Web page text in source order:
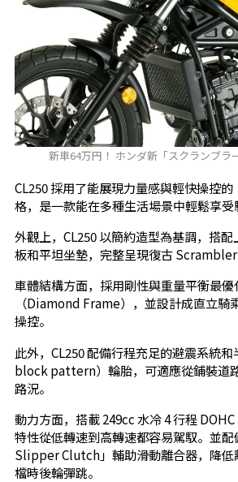
新車64万円！ ホンダ新「スクランブラ
CL250 採用了能展現力量感與輕快操控
格，是一款能在多種生活場景中輕鬆享受
外觀上，CL250 以簡約造型為基調，搭
板和平坦坐墊，完整呈現復古 Scrambler
車體結構方面，採用剛性與重量平衡最優
（Diamond Frame），並設計成直立騎
操控。
此外，CL250 配備行程充足的避震系統
block pattern）輪胎，可適應從鋪裝道
路況。
動力方面，搭載 249cc 水冷 4 行程
特性從低轉速到高轉速都容易駕馭。並
Slipper Clutch」輔助滑動離合器，降低
檔時後輪彈跳。